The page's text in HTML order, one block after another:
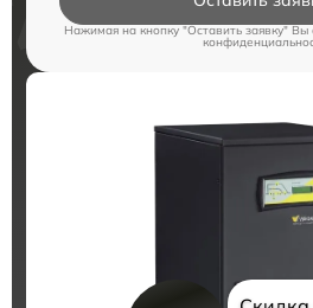
Нажимая на кнопку "Оставить заявку" Вы